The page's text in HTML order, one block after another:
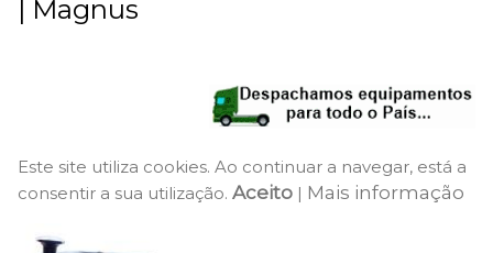
| Magnus
Este site utiliza cookies. Ao continuar a navegar, está a
consentir a sua utilização. Aceito | Mais informação